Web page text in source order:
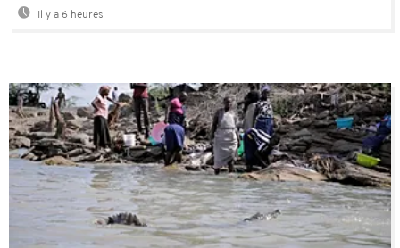
Il y a 6 heures